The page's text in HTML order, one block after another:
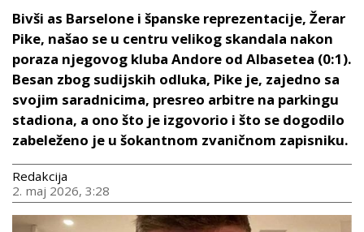
Bivši as Barselone i španske reprezentacije, Žerar
Pike, našao se u centru velikog skandala nakon
poraza njegovog kluba Andore od Albasetea (0:1).
Besan zbog sudijskih odluka, Pike je, zajedno sa
svojim saradnicima, presreo arbitre na parkingu
stadiona, a ono što je izgovorio i što se dogodilo
zabeleženo je u šokantnom zvaničnom zapisniku.
Redakcija
2. maj 2026, 3:28